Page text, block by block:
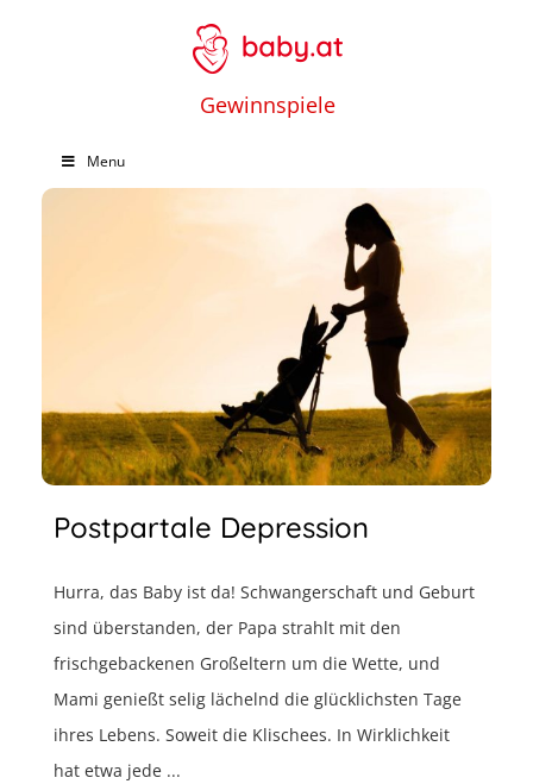
Gewinnspiele
Menu
Postpartale Depression
Hurra, das Baby ist da! Schwangerschaft und Geburt
sind überstanden, der Papa strahlt mit den
frischgebackenen Großeltern um die Wette, und
Mami genießt selig lächelnd die glücklichsten Tage
ihres Lebens. Soweit die Klischees. In Wirklichkeit
hat etwa jede ...